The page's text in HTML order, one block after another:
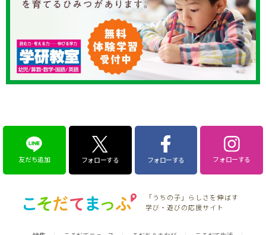
友だち追加 フォローする フォローする フォローする
「うちの子」らしさを伸ばす
学び・遊びの応援サイト